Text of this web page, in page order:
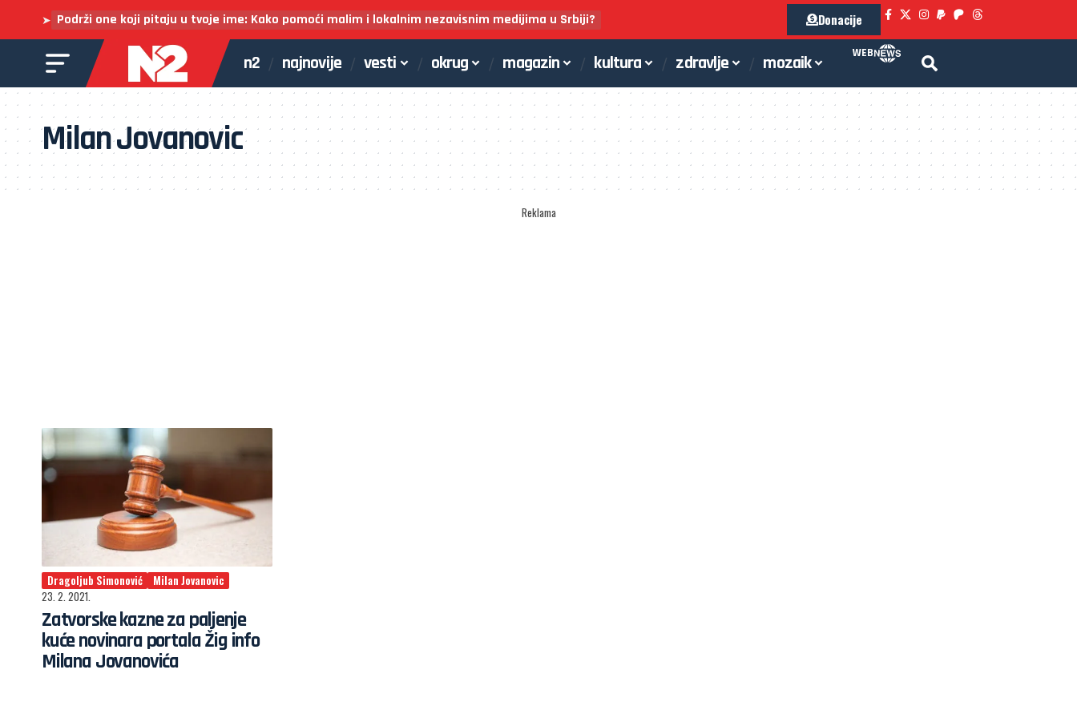
➤ Podrži one koji pitaju u tvoje ime: Kako pomoći malim i lokalnim nezavisnim medijima u Srbiji? Donacije
n2 najnovije vesti okrug magazin kultura zdravlje mozaik WEB
Milan Jovanovic
Reklama
Dragoljub Simonović
Milan Jovanovic
23. 2. 2021.
Zatvorske kazne za paljenje
kuće novinara portala Žig info
Milana Jovanovića